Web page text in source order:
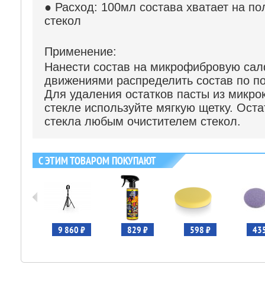
● Расход: 100мл состава хватает на
стекол
Применение:
Нанести состав на микрофибровую
движениями распределить состав по
Для удаления остатков пасты из
стекле используйте мягкую щетку.
стекла любым очистителем стекол.
С ЭТИМ ТОВАРОМ ПОКУПАЮТ
9 860 ₽ 829 ₽ 598 ₽